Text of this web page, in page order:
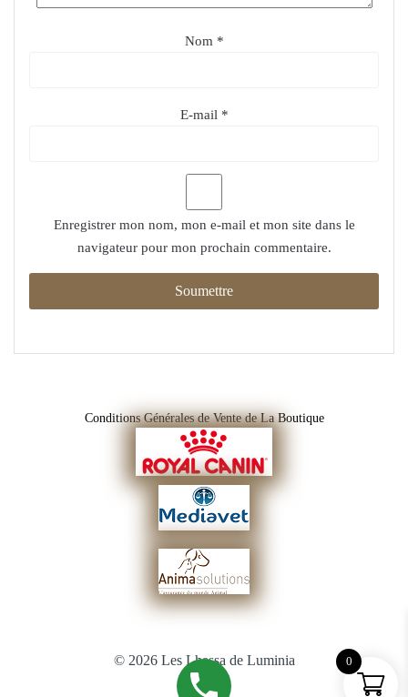
Nom *
E-mail *
Enregistrer mon nom, mon e-mail et mon site dans le
navigateur pour mon prochain commentaire.
Conditions Générales de Vente de La Boutique
© 2026 Les Lhassa de Luminia 0